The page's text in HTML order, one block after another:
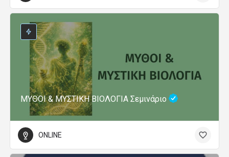
ΜΥΘΟΙ & ΜΥΣΤΙΚΗ ΒΙΟΛΟΓΙΑ Σεμινάριο
ONLINE